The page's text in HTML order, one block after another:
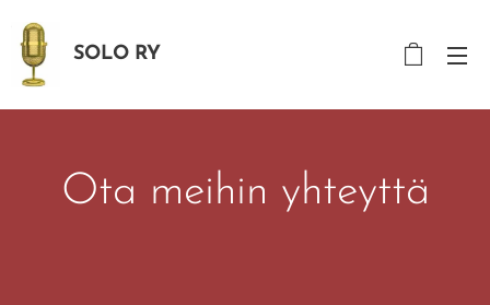
SOLO RY
Ota meihin yhteyttä